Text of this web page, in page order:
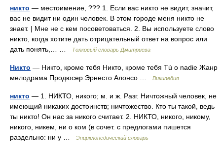
никто — местоимение, ??? 1. Если вас никто не видит, значит,
вас не видит ни один человек. В этом городе меня никто не
знает. | Мне не с кем посоветоваться. 2. Вы используете слово
никто, когда хотите дать отрицательный ответ на вопрос или
дать понять,… …
Толковый словарь Дмитриева
Никто — Никто, кроме тебя Никто, кроме тебя Tú o nadie Жанр
мелодрама Продюсер Эрнесто Алонсо …
Википедия
никто — 1. НИКТО, никого; м. и ж. Разг. Ничтожный человек, не
имеющий никаких достоинств; ничтожество. Кто ты такой, ведь
ты никто! Он нас за никого считает. 2. НИКТО, никого, никому,
никого, никем, ни о ком (в сочет. с предлогами пишется
раздельно: ни у …
Энциклопедический словарь